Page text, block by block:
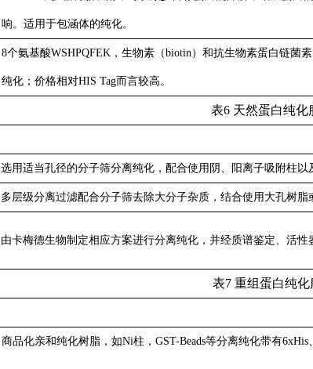
响。适用于包涵体的纯化。
8个氨基酸WSHPQFEK，生物素（biotin）和抗生物素蛋白链菌
纯化；价格相对HIS Tag而言较高。
表6 天然蛋白纯化
选用适当孔径的分子筛分离纯化，配合使用阴、阳离子吸附柱以
多层级分离过滤配合分子筛去除大分子杂质，结合使用大孔树脂
由卡梅德生物制定相应方案进行分离纯化，并经质谱鉴
表7 重组蛋白纯化
商品化亲和纯化树脂，如Ni柱，GST-Beads等分离纯化带有